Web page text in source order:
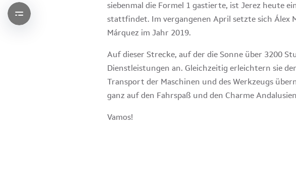
siebenmal die Formel 1 gastierte, ist Jerez heute
stattfindet. Im vergangenen April setzte sich Álex
Márquez im Jahr 2019.
Auf dieser Strecke, auf der die Sonne über 3200
Dienstleistungen an. Gleichzeitig erleichtern sie
Transport der Maschinen und des Werkzeugs
ganz auf den Fahrspaß und den Charme
Vamos!